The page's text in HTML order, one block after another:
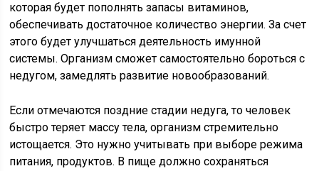
которая будет пополнять запасы витаминов,
обеспечивать достаточное количество энергии. За счет
этого будет улучшаться деятельность имунной
системы. Организм сможет самостоятельно бороться с
недугом, замедлять развитие новообразований.
Если отмечаются поздние стадии недуга, то человек
быстро теряет массу тела, организм стремительно
истощается. Это нужно учитывать при выборе режима
питания, продуктов. В пище должно сохраняться